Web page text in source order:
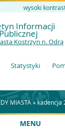
wysoki
Informacji
Publicznej
Kostrzyn n. Odrą
Statystyki
MIASTA »kadencja
MENU